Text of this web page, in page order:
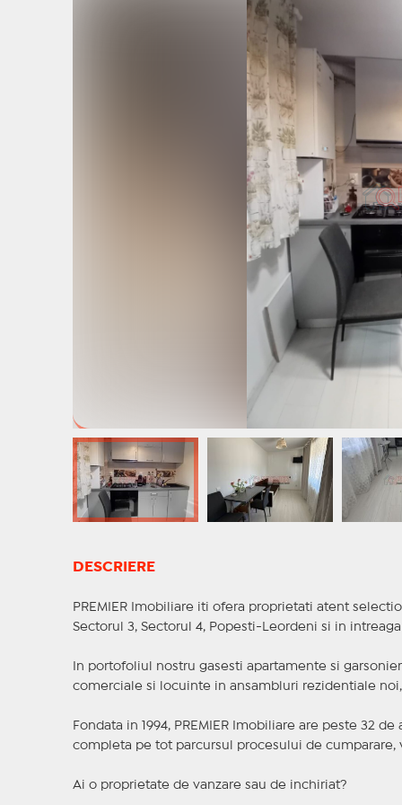
DESCRIERE
PREMIER Imobiliare iti ofera proprietati atent
Sectorul 3, Sectorul 4, Popesti-Leordeni si in intreaga
In portofoliul nostru gasesti apartamente si
comerciale si locuinte in ansambluri rezidentiale
Fondata in 1994, PREMIER Imobiliare are peste 32
completa pe tot parcursul procesului de cumparare,
Ai o proprietate de vanzare sau de inchiriat?